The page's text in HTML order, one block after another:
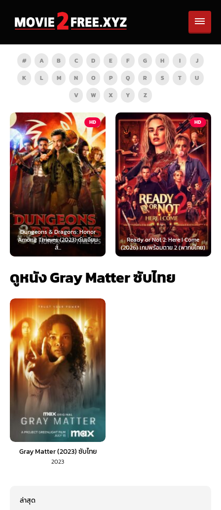
# A B C D E F G H I
J
K
L M N O P Q R S T
U
V
W X Y Z
HD
Honor
ดันเจียน
HD
Ready or Not 2: Here I Come
(2026) เกมพร้อมตาย 2 (พากย์ไทย)
Now You See Me: Now
(2025) อาชญากลปล้นโ
ดูหนัง Gray Matter ซับไทย
Gray Matter (2023) ซับไทย
2023
ล่าสุด